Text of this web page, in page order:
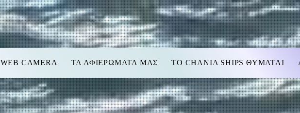
WEB CAMERA ΤΑ ΑΦΙΕΡΩΜΑΤΑ ΜΑΣ TO CHANIA SHIPS ΘΥΜΑΤΑΙ